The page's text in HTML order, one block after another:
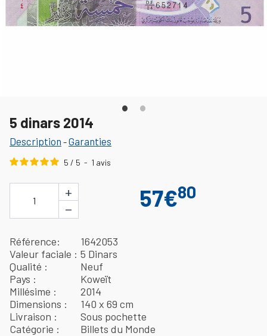
5 dinars 2014
Description -Garanties
5 / 5 - 1 avis
1
+
−
57€80
Référence
1642053
Valeur faciale
5 Dinars
Qualité
Neuf
Pays
Koweït
Millésime
2014
Dimensions
140 x 69 cm
Livraison
Sous pochette
Catégorie
Billets du Monde